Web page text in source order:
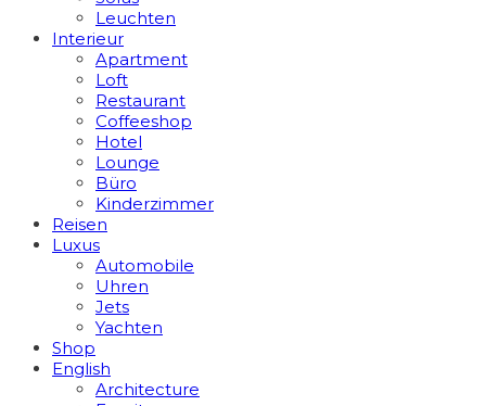
Leuchten
Interieur
Apart­ment
Loft
Restaurant
Coffeeshop
Hotel
Lounge
Büro
Kinderzimmer
Reisen
Luxus
Automobile
Uhren
Jets
Yachten
Shop
English
Architecture